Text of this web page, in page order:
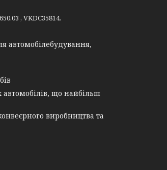
, VKDC35814.
автомобілебудування,
що найбільш
виробництва та